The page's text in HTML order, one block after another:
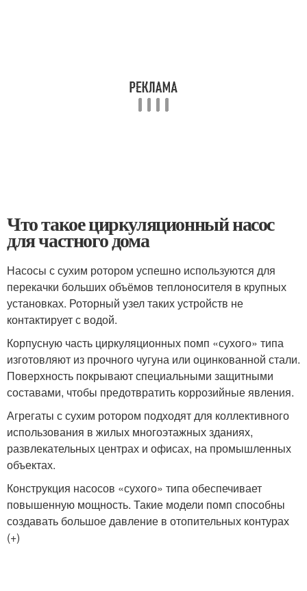
Что такое циркуляционный насос
для частного дома
Насосы с сухим ротором успешно используются для
перекачки больших объёмов теплоносителя в крупных
установках. Роторный узел таких устройств не
контактирует с водой.
Корпусную часть циркуляционных помп «сухого» типа
изготовляют из прочного чугуна или оцинкованной стали.
Поверхность покрывают специальными защитными
составами, чтобы предотвратить коррозийные явления.
Агрегаты с сухим ротором подходят для коллективного
использования в жилых многоэтажных зданиях,
развлекательных центрах и офисах, на промышленных
объектах.
Конструкция насосов «сухого» типа обеспечивает
повышенную мощность. Такие модели помп способны
создавать большое давление в отопительных контурах
(+)